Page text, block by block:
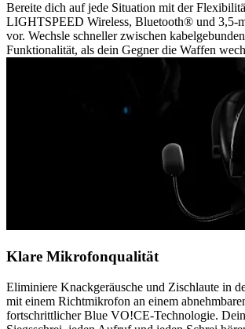
Bereite dich auf jede Situation mit der
LIGHTSPEED Wireless, Bluetooth® und 3,5-
vor. Wechsle schneller zwischen
Funktionalität, als dein Gegner die Waffen
Klare Mikrofonqualität
Eliminiere Knackgeräusche und Zischlaute in
mit einem Richtmikrofon an einem
fortschrittlicher Blue VO!CE-Technologie.